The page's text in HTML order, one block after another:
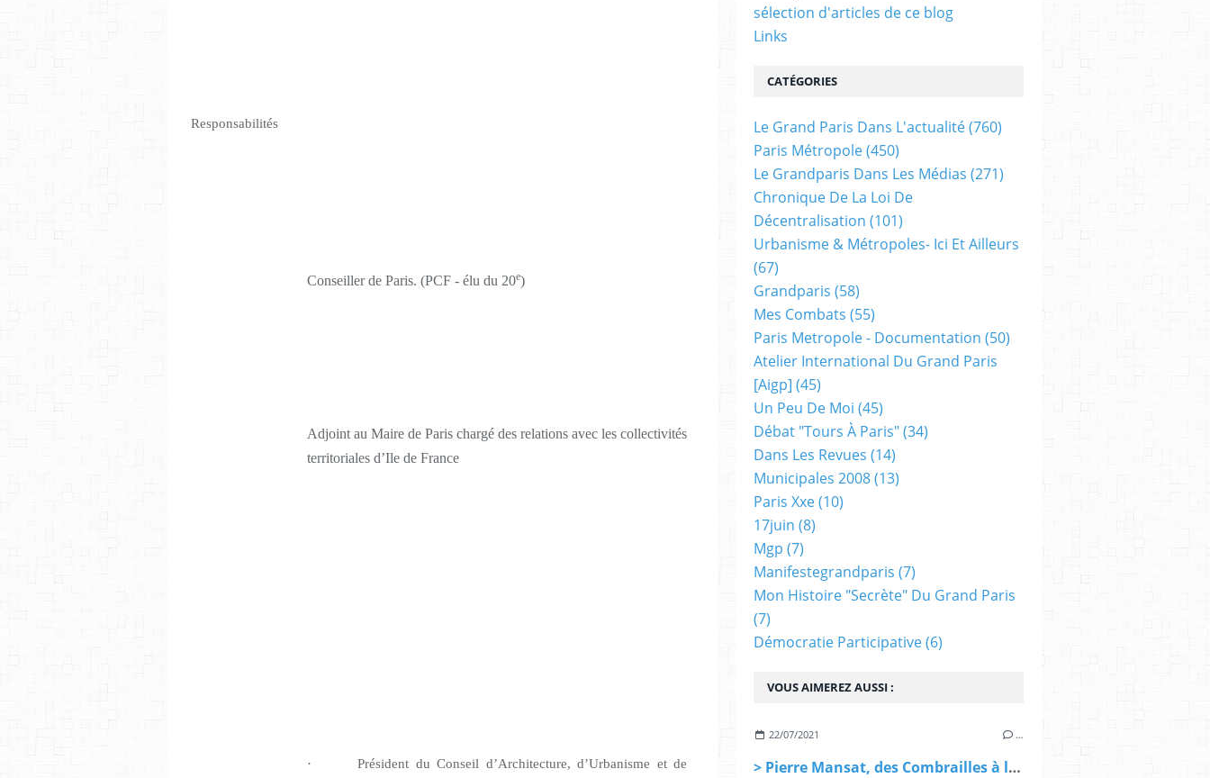
Responsabilités
Conseiller de Paris. (PCF - élu du 20e)
Adjoint au Maire de Paris chargé des relations avec les collectivités
territoriales d’Ile de France
·
Président du Conseil d’Architecture, d’Urbanisme et de
VOUS AIMEREZ AUSSI :
22/07/2021 …
> Pierre Mansat, des Combrailles à la mairie de Paris, mon portrait dans La Montagne
sélection d'articles de ce blog
Links
CATÉGORIES
Le Grand Paris Dans L'actualité(760)
Paris Métropole(450)
Le Grandparis Dans Les Médias (271)
Chronique De La Loi De
Décentralisation (101)
Urbanisme & Métropoles- Ici Et Ailleurs
(67)
Grandparis (58)
Mes Combats (55)
Paris Metropole - Documentation (50)
Atelier International Du Grand Paris
[aigp] (45)
Un Peu De Moi (45)
Débat "tours À Paris"(34)
Dans Les Revues (14)
Municipales 2008(13)
Paris Xxe(10)
17juin (8)
Mgp (7)
Manifestegrandparis (7)
Mon Histoire "secrète" Du Grand Paris
(7)
Démocratie Participative(6)